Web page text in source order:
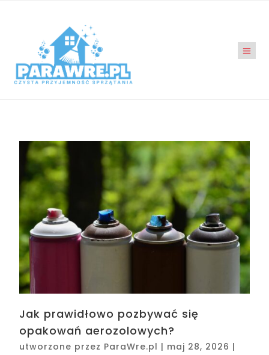
Jak prawidłowo pozbywać się
opakowań aerozolowych?
utworzone przez ParaWre.pl | maj 28, 2026 |